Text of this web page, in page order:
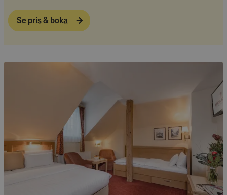
Se pris & boka